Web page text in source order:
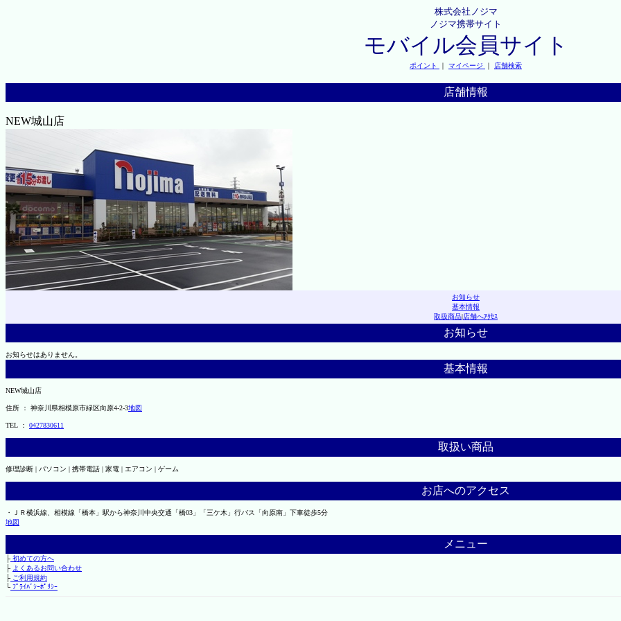
株式会社ノジマ
ノジマ携帯サイト
モバイル会員サイト
ポイント ｜ マイページ ｜ 店舗検索
店舗情報
NEW城山店
お知らせ
基本情報
取扱商品|店舗へｱｸｾｽ
お知らせ
お知らせはありません。
基本情報
NEW城山店
住所 ： 神奈川県相模原市緑区向原4-2-3地図
TEL ： 0427830611
取扱い商品
修理診断 | パソコン | 携帯電話 | 家電 | エアコン | ゲーム
お店へのアクセス
・ＪＲ横浜線、相模線「橋本」駅から神奈川中央交通「橋03」「三ケ木」行バス「向原南」下車徒歩5分
地図
メニュー
├初めての方へ
├ よくあるお問い合わせ
├ご利用規約
└ﾌﾟﾗｲﾊﾞｼｰﾎﾟﾘｼｰ